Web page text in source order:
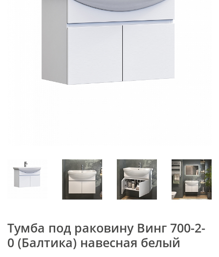
Тумба под раковину Винг 700-2-
0 (Балтика) навесная белый